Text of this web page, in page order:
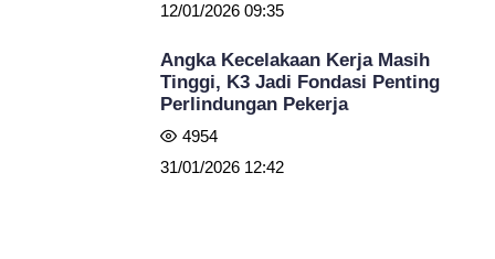
12/01/2026 09:35
Angka Kecelakaan Kerja Masih
Tinggi, K3 Jadi Fondasi Penting
Perlindungan Pekerja
4954
31/01/2026 12:42